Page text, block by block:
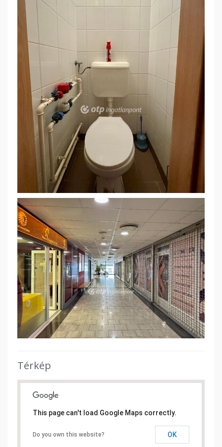
Térkép
This page can't load Google Maps correctly.
Do you own this website? OK